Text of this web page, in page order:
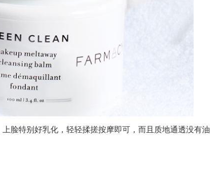
特别好乳化，轻轻揉搓按摩即可，而且质地通透没有